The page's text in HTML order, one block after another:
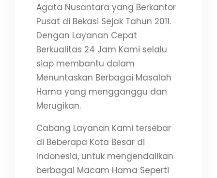
Agata Nusantara yang Berkantor
Pusat di Bekasi Sejak Tahun 2011.
Dengan Layanan Cepat
Berkualitas 24 Jam Kami selalu
siap membantu dalam
Menuntaskan Berbagai Masalah
Hama yang mengganggu dan
Merugikan.
Cabang Layanan Kami tersebar
di Beberapa Kota Besar di
Indonesia, untuk mengendalikan
berbagai Macam Hama Seperti